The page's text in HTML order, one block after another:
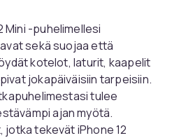
Mini -puhelimellesi
sekä suojaa että
kotelot, laturit, kaapelit
jokapäiväisiin tarpeisiin.
tulee
ajan myötä.
jotka tekevät iPhone 12